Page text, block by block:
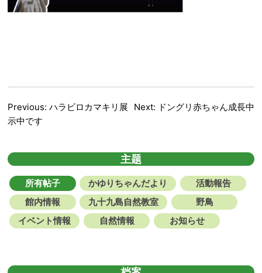
文
导
航
Previous: ハラビロカマキリ展
示中です
Next: ドングリ赤ちゃん成長中
主题
所有帖子 かゆりちゃんだより
活動報告
館内情報
九十九島自然教室
野鳥
イベント情報
自然情報 お知らせ